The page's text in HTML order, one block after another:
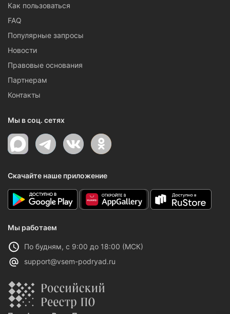
Как пользоваться
FAQ
Популярные запросы
Новости
Правовые основания
Партнерам
Контакты
Мы в соц. сетях
Скачайте наше приложение
Мы работаем
По будням, с 9:00 до 18:00 (МСК)
support@vsem-podryad.ru